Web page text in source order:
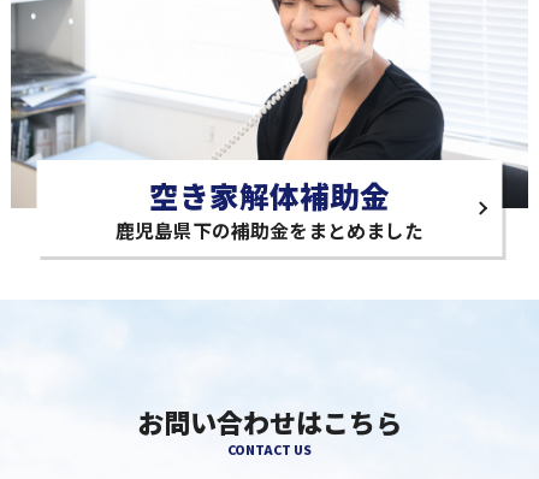
空き家解体補助金
鹿児島県下の補助金をまとめました
お問い合わせはこちら
CONTACT US